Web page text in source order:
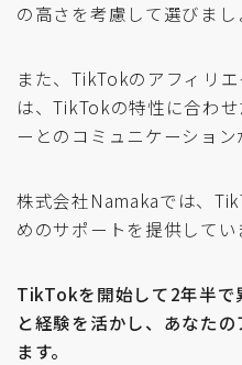
の高さを考慮して選びまし
また、TikTokのアフィリ
は、TikTokの特性に合わ
ーとのコミュニケーション
株式会社Namakaでは、
めのサポートを提供してい
TikTokを開始して2年半で
と経験を活かし、あなた
ます。